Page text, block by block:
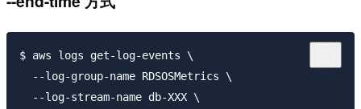
$ aws logs get-log-events \
  --log-group-name RDSOSMetrics \
  --log-stream-name db-XXX \